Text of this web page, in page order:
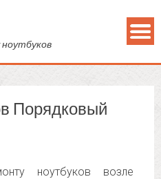
Порядковый
ноутбуков возле